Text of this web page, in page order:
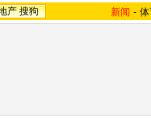
产 搜狗 新闻 -